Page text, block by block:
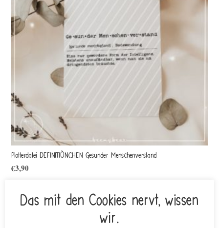
Plotterdatei DEFINITIÖNCHEN Gesunder Menschenverstand
€3,90
Lieferzeit: keine Lieferzeit (z.B. Download)
Das mit den Cookies nervt, wissen
wir.